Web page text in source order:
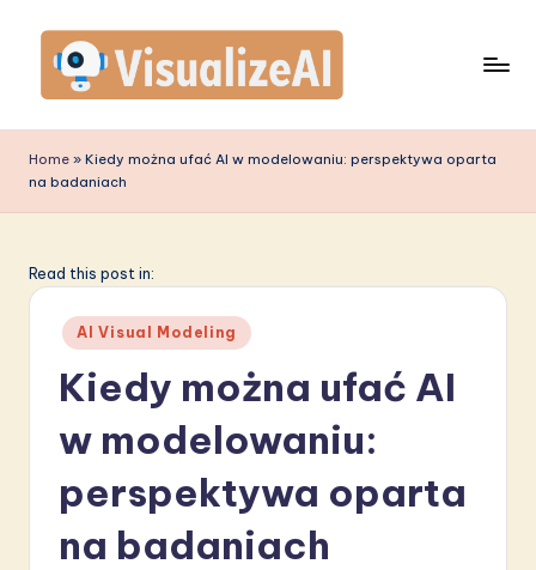
content
is
u
li
A
Home » Kiedy można ufać AI w modelowaniu: perspektywa oparta
na badaniach
Read this post in:
Posted
in
AI Visual Modeling
Kiedy można ufać AI
w modelowaniu:
perspektywa oparta
na badaniach